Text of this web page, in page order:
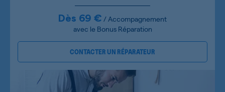
Dès 69 € / Accompagnement
avec le Bonus Réparation
CONTACTER UN RÉPARATEUR